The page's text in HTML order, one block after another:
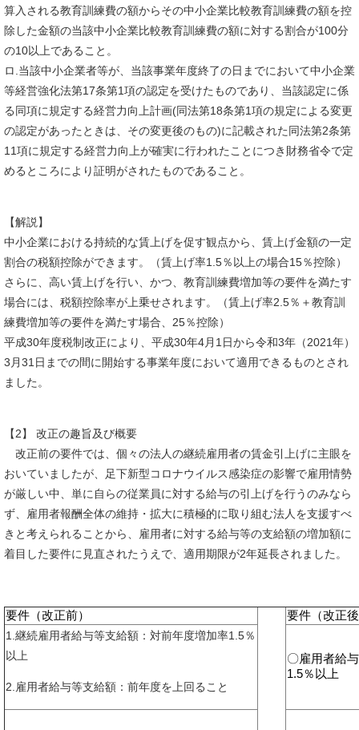
算入される教育訓練費の額からその中小企業比較教育訓練費の額を控
除した金額の当該中小企業比較教育訓練費の額に対する割合が100分
の10以上であること。
ロ.当該中小企業者等が、当該事業年度終了の日までにおいて中小企業
等経営強化法第17条第1項の認定を受けたものであり、当該認定に係
る同項に規定する経営力向上計画(同法第18条第1項の規定による変更
の認定があったときは、その変更後のもの)に記載された同法第2条第
11項に規定する経営力向上が確実に行われたことにつき財務省令で定
めるところにより証明がされたものであること。
【解説】
中小企業における持続的な賃上げを促す観点から、賃上げ金額の一定
割合の税額控除ができます。（賃上げ率1.5％以上の場合15％控除）
さらに、高い賃上げを行い、かつ、教育訓練費増加等の要件を満たす
場合には、税額控除率が上乗せされます。（賃上げ率2.5％＋教育訓
練費増加等の要件を満たす場合、25％控除）
平成30年度税制改正により、平成30年4月1日から令和3年（2021年）
3月31日までの間に開始する事業年度において適用できるものとされ
ました。
【2】 改正の趣旨及び概要
改正前の要件では、個々の法人の継続雇用者の賃金引上げに主眼を
おいていましたが、足下新型コロナウイルス感染症の影響で雇用情勢
が厳しい中、単に自らの従業員に対する給与の引上げを行うのみなら
ず、雇用者報酬全体の維持・拡大に積極的に取り組む法人を支援すべ
きと考えられることから、雇用者に対する給与等の支給額の増加額に
着目した要件に見直されたうえで、適用期限が2年延長されました。
要件（改正前） 要件（改正
1.継続雇用者給与等支給額：対前年度増加率1.5％
以上
2.雇用者給与等支給額：前年度を上回ること
〇雇用者給
1.5％以上